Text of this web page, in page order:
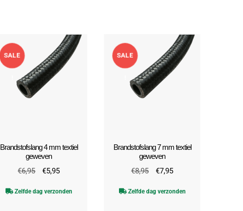
Brandstofslang 4 mm textiel
geweven
SALE
€6,95
Oorspronkelijke
was:
€5,95Huidige
is:
Zelfde dag verzonden
Brandstofslang 7 mm textiel
geweven
SALE
€8,95
Oorspronkelijke
was:
€7,95Huidige
is:
Zelfde dag verzonden